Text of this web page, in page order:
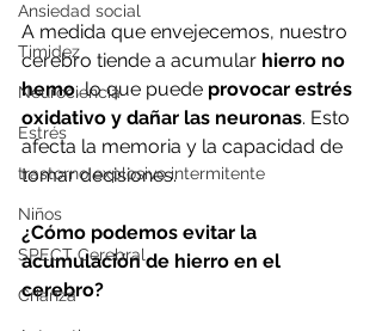
Ansiedad social
Timidez
Neurociencia
Estrés
trastorno explosivo intermitente
Niños
SPECT Cerebral
Crianza
A medida que envejecemos, nuestro
cerebro tiende a acumular hierro no
hemo, lo que puede provocar estrés
oxidativo y dañar las neuronas. Esto
afecta la memoria y la capacidad de
tomar decisiones.
¿Cómo podemos evitar la
acumulación de hierro en el
cerebro?